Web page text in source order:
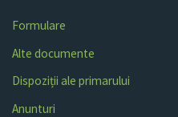
Formulare
Alte documente
Dispoziții ale primarului
Anunturi